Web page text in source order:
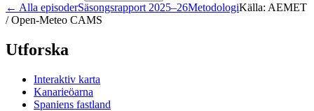
← Alla episoderSäsongsrapport 2025–26MetodologiKälla: AEMET
/ Open-Meteo CAMS
Utforska
Interaktiv karta
Kanarieöarna
Spaniens fastland